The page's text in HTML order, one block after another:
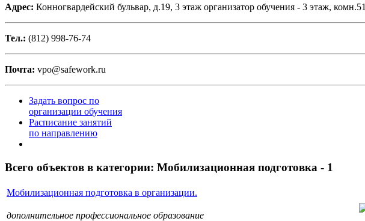
Адрес: Конногвардейский бульвар, д.19, 3 этаж организатор обучения - 3 этаж, комн.51
Тел.: (812) 998-76-74
Почта: vpo@safework.ru
Задать вопрос по
организации обучения
Расписание занятий
по направлению
Всего объектов в категории: Мобилизационная подготовка - 1
Мобилизационная подготовка в организации.
дополнительное профессиональное образование